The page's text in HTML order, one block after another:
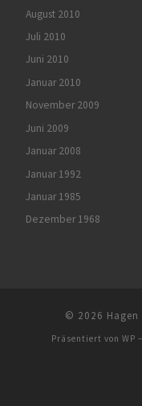
August 2010
Juli 2010
Juni 2010
Januar 2010
November 2009
Juni 2009
Januar 2008
Januar 1992
Januar 1985
Dezember 1968
© 2026 Hagen
Präsentiert von WP